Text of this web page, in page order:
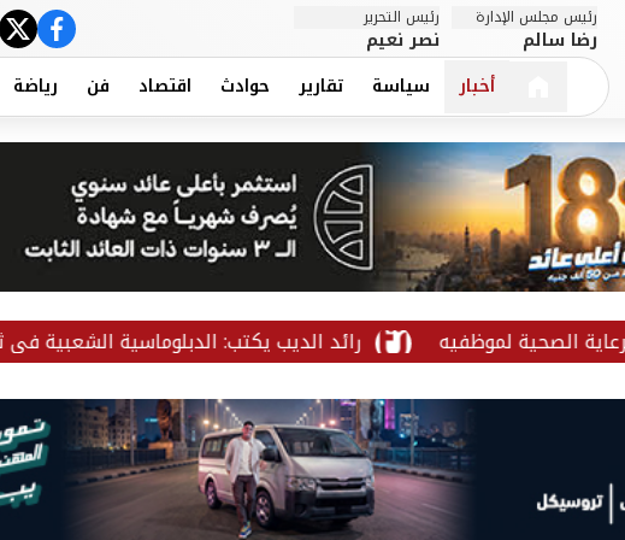
رئيس مجلس الإدارة
رضا سالم
رئيس التحرير
نصر نعيم
أخبار سياسة تقارير حوادث اقتصاد فن رياضة
رائد الديب يكتب: الدبلوماسية الشعبية في ثوب كرة لموظفيه